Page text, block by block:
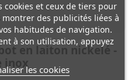
en laiton nickelé -
inox
cookies et ceux de tiers pour
des publicités liées à
habitudes de navigation.
à son utilisation, appuyez
les cookies